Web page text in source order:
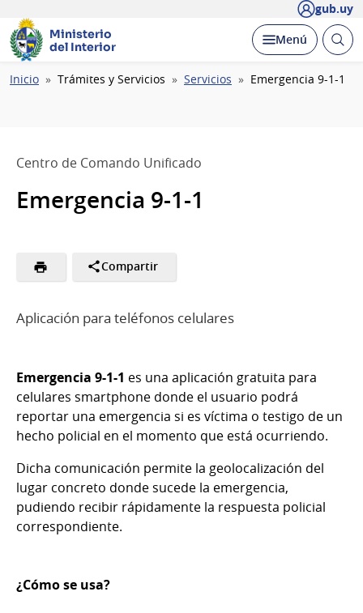
gub.uy
Ministerio
del Interior
Desplegar
Menú Abrir
Ruta
Inicio Trámites y Servicios Servicios Emergencia 9-1-1
Centro de Comando Unificado
Emergencia 9-1-1
Compartir
Aplicación para teléfonos celulares
Emergencia 9-1-1 es una aplicación gratuita para
celulares smartphone donde el usuario podrá
reportar una emergencia si es víctima o testigo de un
hecho policial en el momento que está ocurriendo.
Dicha comunicación permite la geolocalización del
lugar concreto donde sucede la emergencia,
pudiendo recibir rápidamente la respuesta policial
correspondiente.
¿Cómo se usa?